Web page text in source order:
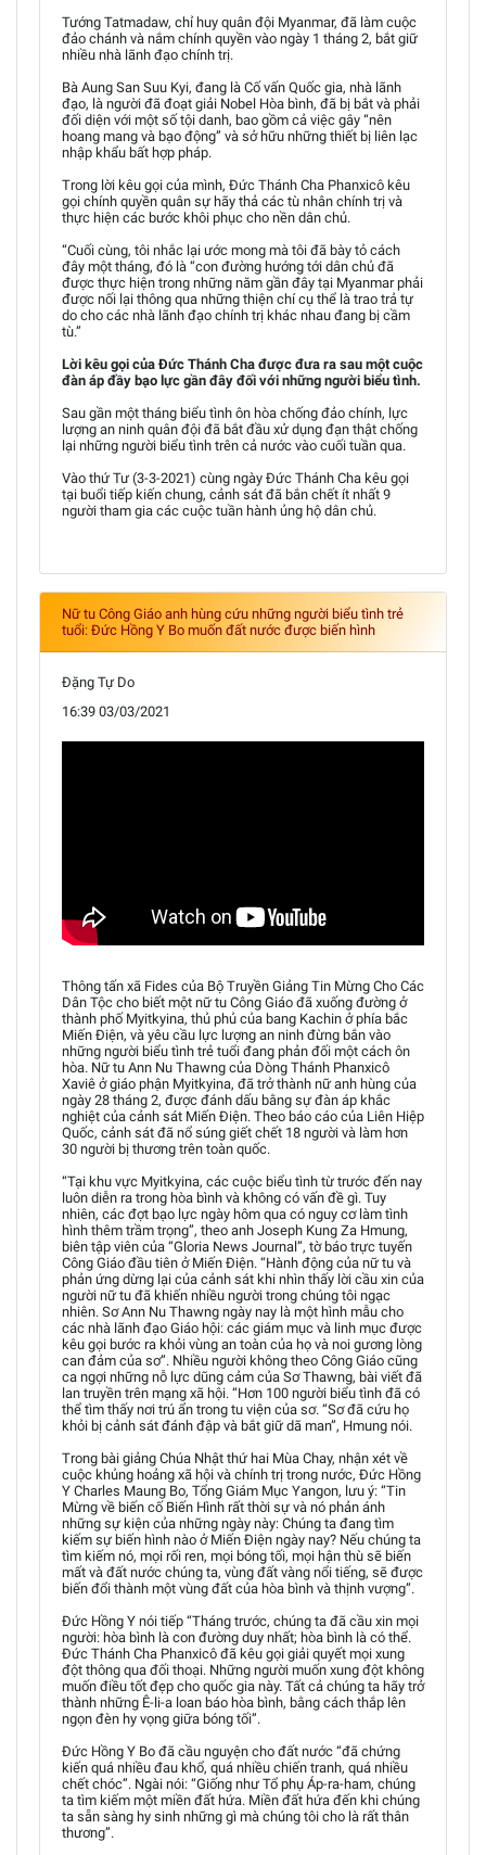
Tướng Tatmadaw, chỉ huy quân đội Myanmar, đã làm cuộc
đảo chánh và nắm chính quyền vào ngày 1 tháng 2, bắt giữ
nhiều nhà lãnh đạo chính trị.
Bà Aung San Suu Kyi, đang là Cố vấn Quốc gia, nhà lãnh
đạo, là người đã đoạt giải Nobel Hòa bình, đã bị bắt và phải
đối diện với một số tội danh, bao gồm cả việc gây “nên
hoang mang và bạo động” và sở hữu những thiết bị liên lạc
nhập khẩu bất hợp pháp.
Trong lời kêu gọi của mình, Đức Thánh Cha Phanxicô kêu
gọi chính quyền quân sự hãy thả các tù nhân chính trị và
thực hiện các bước khôi phục cho nền dân chủ.
“Cuối cùng, tôi nhắc lại ước mong mà tôi đã bày tỏ cách
đây một tháng, đó là “con đường hướng tới dân chủ đã
được thực hiện trong những năm gần đây tại Myanmar phải
được nối lại thông qua những thiện chí cụ thể là trao trả tự
do cho các nhà lãnh đạo chính trị khác nhau đang bị cầm
tù.”
Lời kêu gọi của Đức Thánh Cha được đưa ra sau một cuộc
đàn áp đầy bạo lực gần đây đối với những người biểu tình.
Sau gần một tháng biểu tình ôn hòa chống đảo chính, lực
lượng an ninh quân đội đã bắt đầu xử dụng đạn thật chống
lại những người biểu tình trên cả nước vào cuối tuần qua.
Vào thứ Tư (3-3-2021) cùng ngày Đức Thánh Cha kêu gọi
tại buổi tiếp kiến chung, cảnh sát đã bắn chết ít nhất 9
người tham gia các cuộc tuần hành ủng hộ dân chủ.
Nữ tu Công Giáo anh hùng cứu những người biểu tình trẻ
tuổi: Đức Hồng Y Bo muốn đất nước được biến hình
Đặng Tự Do
16:39 03/03/2021
Thông tấn xã Fides của Bộ Truyền Giảng Tin Mừng Cho Các
Dân Tộc cho biết một nữ tu Công Giáo đã xuống đường ở
thành phố Myitkyina, thủ phủ của bang Kachin ở phía bắc
Miến Điện, và yêu cầu lực lượng an ninh đừng bắn vào
những người biểu tình trẻ tuổi đang phản đối một cách ôn
hòa. Nữ tu Ann Nu Thawng của Dòng Thánh Phanxicô
Xaviê ở giáo phận Myitkyina, đã trở thành nữ anh hùng của
ngày 28 tháng 2, được đánh dấu bằng sự đàn áp khắc
nghiệt của cảnh sát Miến Điện. Theo báo cáo của Liên Hiệp
Quốc, cảnh sát đã nổ súng giết chết 18 người và làm hơn
30 người bị thương trên toàn quốc.
“Tại khu vực Myitkyina, các cuộc biểu tình từ trước đến nay
luôn diễn ra trong hòa bình và không có vấn đề gì. Tuy
nhiên, các đợt bạo lực ngày hôm qua có nguy cơ làm tình
hình thêm trầm trọng”, theo anh Joseph Kung Za Hmung,
biên tập viên của “Gloria News Journal”, tờ báo trực tuyến
Công Giáo đầu tiên ở Miến Điện. “Hành động của nữ tu và
phản ứng dừng lại của cảnh sát khi nhìn thấy lời cầu xin của
người nữ tu đã khiến nhiều người trong chúng tôi ngạc
nhiên. Sơ Ann Nu Thawng ngày nay là một hình mẫu cho
các nhà lãnh đạo Giáo hội: các giám mục và linh mục được
kêu gọi bước ra khỏi vùng an toàn của họ và noi gương lòng
can đảm của sơ”. Nhiều người không theo Công Giáo cũng
ca ngợi những nỗ lực dũng cảm của Sơ Thawng, bài viết đã
lan truyền trên mạng xã hội. “Hơn 100 người biểu tình đã có
thể tìm thấy nơi trú ẩn trong tu viện của sơ. “Sơ đã cứu họ
khỏi bị cảnh sát đánh đập và bắt giữ dã man”, Hmung nói.
Trong bài giảng Chúa Nhật thứ hai Mùa Chay, nhận xét về
cuộc khủng hoảng xã hội và chính trị trong nước, Đức Hồng
Y Charles Maung Bo, Tổng Giám Mục Yangon, lưu ý: “Tin
Mừng về biến cố Biến Hình rất thời sự và nó phản ánh
những sự kiện của những ngày này: Chúng ta đang tìm
kiếm sự biến hình nào ở Miến Điện ngày nay? Nếu chúng ta
tìm kiếm nó, mọi rối ren, mọi bóng tối, mọi hận thù sẽ biến
mất và đất nước chúng ta, vùng đất vàng nổi tiếng, sẽ được
biến đổi thành một vùng đất của hòa bình và thịnh vượng”.
Đức Hồng Y nói tiếp “Tháng trước, chúng ta đã cầu xin mọi
người: hòa bình là con đường duy nhất; hòa bình là có thể.
Đức Thánh Cha Phanxicô đã kêu gọi giải quyết mọi xung
đột thông qua đối thoại. Những người muốn xung đột không
muốn điều tốt đẹp cho quốc gia này. Tất cả chúng ta hãy trở
thành những Ê-li-a loan báo hòa bình, bằng cách thắp lên
ngọn đèn hy vọng giữa bóng tối”.
Đức Hồng Y Bo đã cầu nguyện cho đất nước “đã chứng
kiến quá nhiều đau khổ, quá nhiều chiến tranh, quá nhiều
chết chóc”. Ngài nói: “Giống như Tổ phụ Áp-ra-ham, chúng
ta tìm kiếm một miền đất hứa. Miền đất hứa đến khi chúng
ta sẵn sàng hy sinh những gì mà chúng tôi cho là rất thân
thương”.